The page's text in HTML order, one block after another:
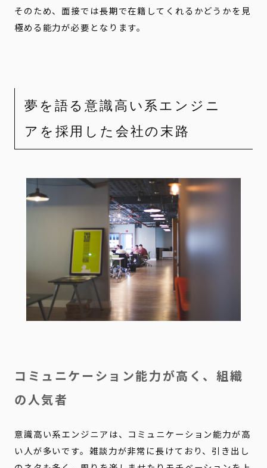
そのため、面接では長期で在籍してくれるかどうかを見
極める能力が必要となります。
夢を語る意識高い系エンジニ
アを採用した会社の末路
コミュニケーション能力が高く、組織
の人気者
意識高い系エンジニアは、コミュニケーション能力が高
い人が多いです。雑談力が非常に長けており、引き出し